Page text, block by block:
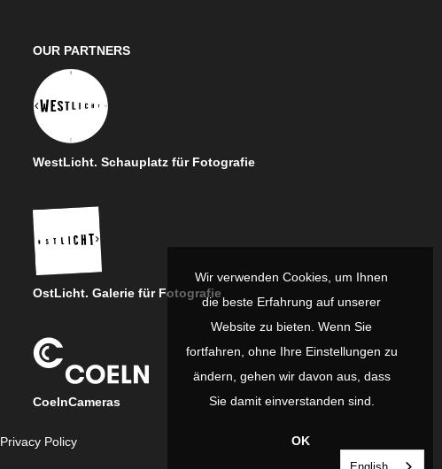
OUR PARTNERS
WestLicht. Schauplatz für Fotografie
OstLicht. Galerie für Fotografie
CoelnCameras
Privacy Policy
English
Wir verwenden Cookies, um Ihnen
die beste Erfahrung auf unserer
Website zu bieten. Wenn Sie
fortfahren, ohne Ihre Einstellungen zu
ändern, gehen wir davon aus, dass
Sie damit einverstanden sind.
OK